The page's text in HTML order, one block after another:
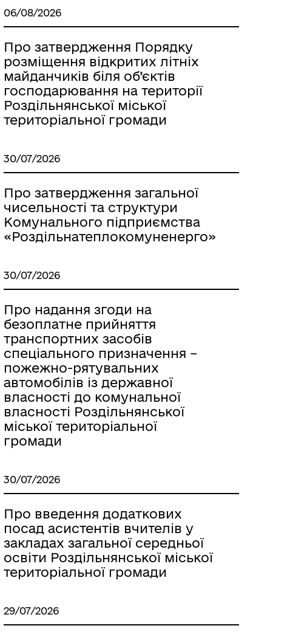
06/08/2026
Про затвердження Порядку
розміщення відкритих літніх
майданчиків біля об’єктів
господарювання на території
Роздільнянської міської
територіальної громади
30/07/2026
Про затвердження загальної
чисельності та структури
Комунального підприємства
«Роздільнатеплокомуненерго»
30/07/2026
Про надання згоди на
безоплатне прийняття
транспортних засобів
спеціального призначення –
пожежно-рятувальних
автомобілів із державної
власності до комунальної
власності Роздільнянської
міської територіальної
громади
30/07/2026
Про введення додаткових
посад асистентів вчителів у
закладах загальної середньої
освіти Роздільнянської міської
територіальної громади
29/07/2026